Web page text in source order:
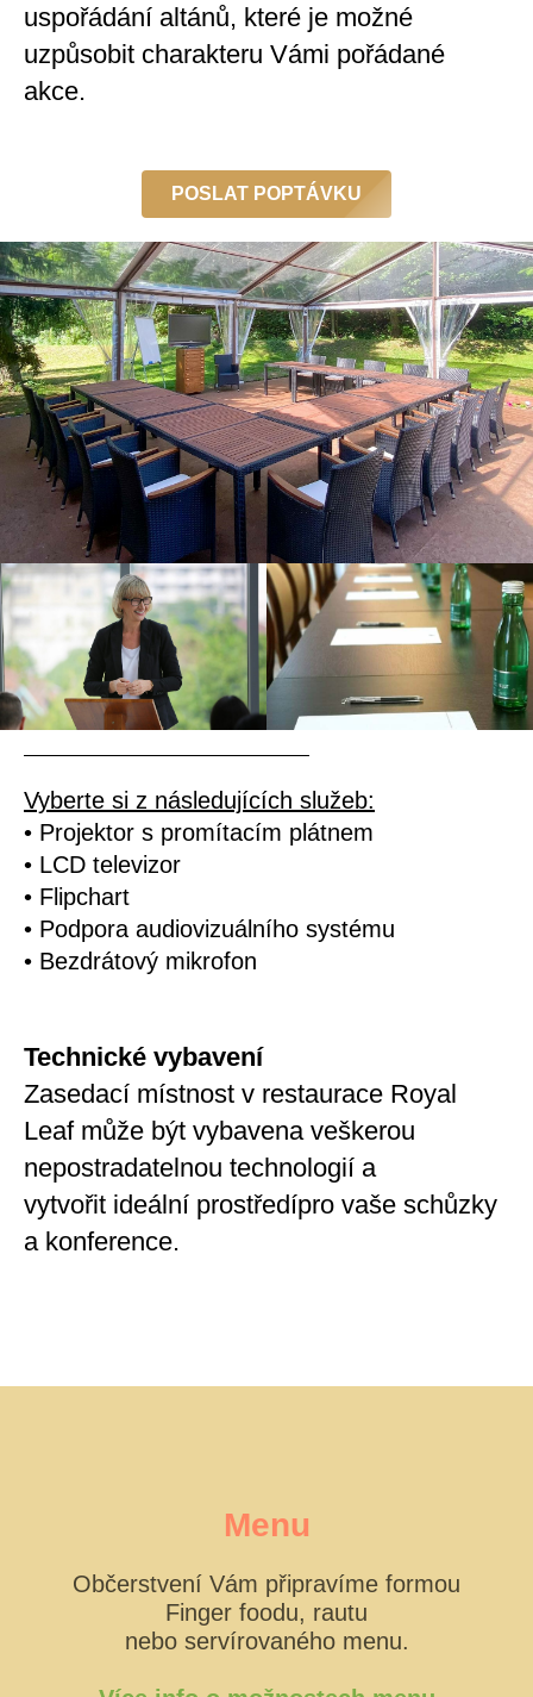
uspořádání altánů, které je možné
uzpůsobit charakteru Vámi pořádané
akce.
POSLAT POPTÁVKU
Vyberte si z následujících služeb:
• Projektor s promítacím plátnem
• LCD televizor
• Flipchart
• Podpora audiovizuálního systému
• Bezdrátový mikrofon
Technické vybavení
Zasedací místnost v restaurace Royal
Leaf může být vybavena veškerou
nepostradatelnou technologií a
vytvořit ideální prostředípro vaše schůzky
a konference.
Menu
Občerstvení Vám připravíme formou
Finger foodu, rautu
nebo servírovaného menu.